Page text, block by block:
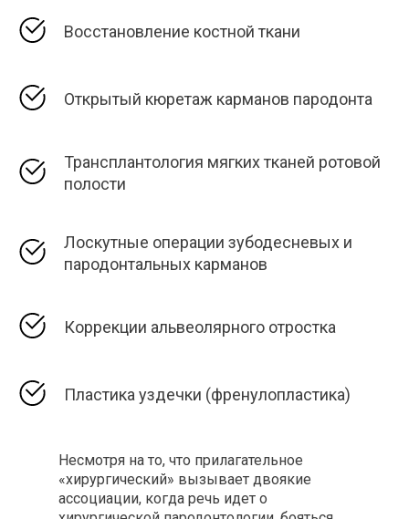
Восстановление костной ткани
Открытый кюретаж карманов пародонта
Трансплантология мягких тканей ротовой
полости
Лоскутные операции зубодесневых и
пародонтальных карманов
Коррекции альвеолярного отростка
Пластика уздечки (френулопластика)
Несмотря на то, что прилагательное
«хирургический» вызывает двоякие
ассоциации, когда речь идет о